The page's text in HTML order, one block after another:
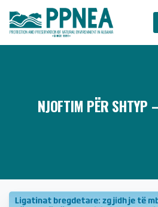
NJOFTIM PËR SHTYP